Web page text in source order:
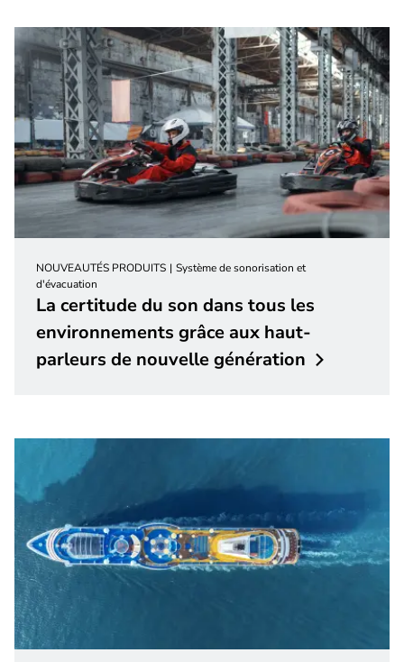
NOUVEAUTÉS PRODUITS
Système de sonorisation et
d'évacuation
La certitude du son dans tous les
environnements grâce aux haut-
parleurs de nouvellegénération